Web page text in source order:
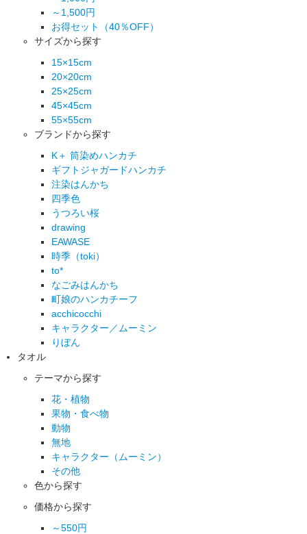
～1,500円
お得セット（40％OFF）
サイズから探す
15×15cm
20×20cm
25×25cm
45×45cm
55×55cm
ブランドから探す
K＋ 筒染めハンカチ
ギフトジャガードハンカチ
注染はんかち
四季色
うつろい桜
drawing
EAWASE
時季（toki）
to*
なごみはんかち
町娘のハンカチーフ
acchicocchi
キャラクター／ムーミン
りぼん
タオル
テーマから探す
花・植物
果物・食べ物
動物
無地
キャラクター（ムーミン）
その他
色から探す
価格から探す
～550円